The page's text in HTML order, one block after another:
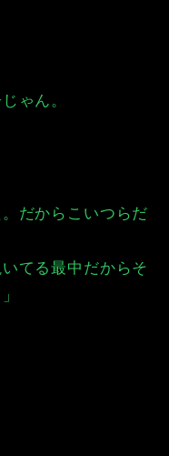
ゃん。
だからこいつらだ
てる最中だからそ